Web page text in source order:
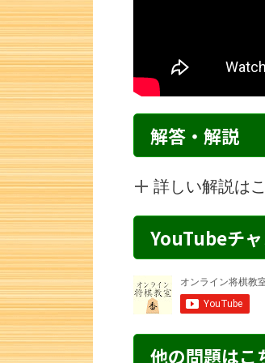
解答・解説
詳しい解説は
YouTubeチ
他の問題はこ
詰将棋 2手詰め・87 解説